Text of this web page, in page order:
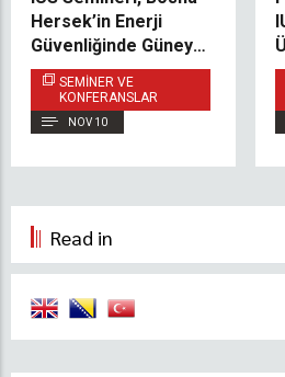
Hersek’in Enerji
Güvenliğinde Güney
Gaz Ara Bağlantısının
Görevini
Değerlendirdi
SEMINER VE
KONFERANSLAR
NOV 10
Read in